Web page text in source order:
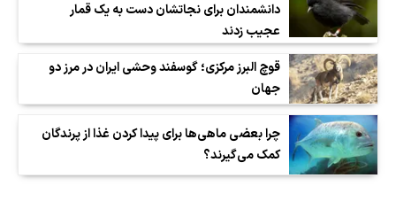
دانشمندان برای نجاتشان دست به یک قمار
عجیب زدند
قوچ البرز مرکزی؛ گوسفند وحشی ایران در مرز دو
جهان
چرا بعضی ماهی‌ها برای پیدا کردن غذا از پرندگان
کمک می‌گیرند؟